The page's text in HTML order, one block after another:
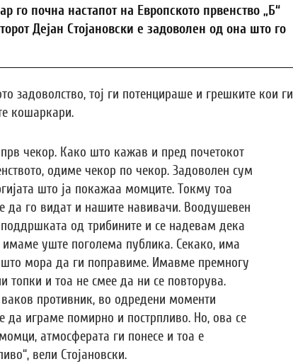
го почна настапот на Европското првенство „Б“
Дејан Стојановски е задоволен од она што го
задоволство, тој ги потенцираше и грешките кои ги
кошаркари.
чекор. Како што кажав и пред почетокот
одиме чекор по чекор. Задоволен сум
што ја покажаа момците. Токму тоа
да го видат и нашите навивачи. Воодушевен
од трибините и се надевам дека
имаме уште поголема публика. Секако, има
што мора да ги поправиме. Имавме премногу
топки и тоа не смее да ни се повторува.
ваков противник, во одредени моменти
да играме помирно и пострпливо. Но, ова се
атмосферата ги понесе и тоа е
вели Стојановски.